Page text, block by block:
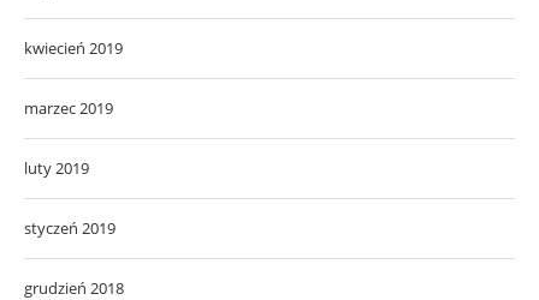
kwiecień 2019
marzec 2019
luty 2019
styczeń 2019
grudzień 2018